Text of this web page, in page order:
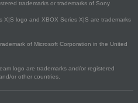
trademarks or trademarks of Sony
X|S logo and XBOX Series X|S are trademarks
of Microsoft Corporation in the United
logo are trademarks and/or registered
or other countries.